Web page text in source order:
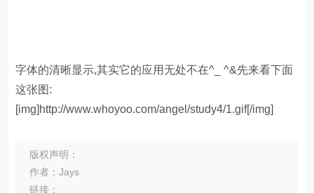
字体的清晰显示,其实它的应用无处不在^_ ^&先来看下面
这张图:
[img]http://www.whoyoo.com/angel/study4/1.gif[/img]
版权声明：
作者：Jays
链接：